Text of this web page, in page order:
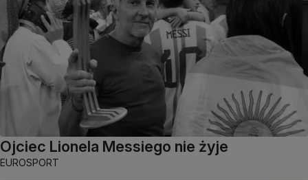
Ojciec Lionela Messiego nie żyje
EUROSPORT